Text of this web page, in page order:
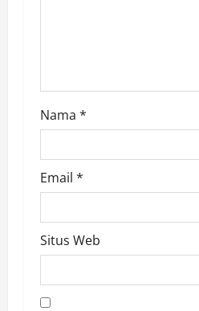
Nama *
Email *
Situs Web